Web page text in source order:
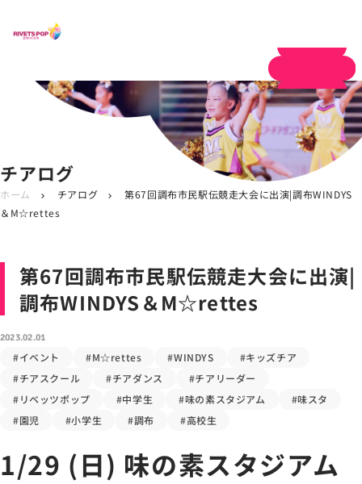
チアログ
ホーム chevron_right チアログ chevron_right
第67回調布市民駅伝競走大会に出演|調布WINDYS
＆M☆rettes
第67回調布市民駅伝競走大会に出演|
調布WINDYS＆M☆rettes
2023.02.01
#イベント #M☆rettes #WINDYS
#キッズチア
#チアスクール
#チアダンス
#チアリーダー
#リベッツポップ
#中学生 #味の素スタジアム
#味スタ
#園児
#小学生 #調布 #高校生
1/29 (日) 味の素スタジアム